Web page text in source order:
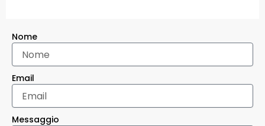
Nome
Email
Messaggio